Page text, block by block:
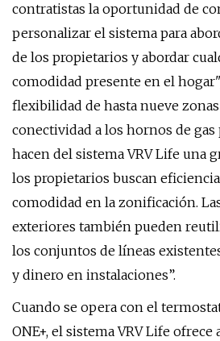
contratistas la oportunidad de
personalizar el sistema para
de los propietarios y abordar
comodidad presente en el
flexibilidad de hasta nueve
conectividad a los hornos de
hacen del sistema VRV Life una
los propietarios buscan
comodidad en la zonificación.
exteriores también pueden
los conjuntos de líneas
y dinero en instalaciones”.
Cuando se opera con el
ONE+, el sistema VRV Life ofrece